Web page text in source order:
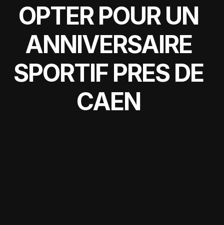
OPTER POUR UN
ANNIVERSAIRE
SPORTIF PRES DE
CAEN